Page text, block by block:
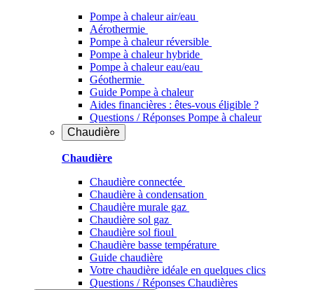
Pompe à chaleur air/eau
Aérothermie
Pompe à chaleur réversible
Pompe à chaleur hybride
Pompe à chaleur​ eau/eau
Géothermie
Guide Pompe à chaleur
Aides financières : êtes-vous éligible ?
Questions / Réponses Pompe à chaleur
Chaudière
Chaudière
Chaudière connectée
Chaudière à condensation
Chaudière murale gaz
Chaudière sol gaz
Chaudière sol fioul
Chaudière basse température
Guide chaudière
Votre chaudière idéale en quelques clics
Questions / Réponses Chaudières